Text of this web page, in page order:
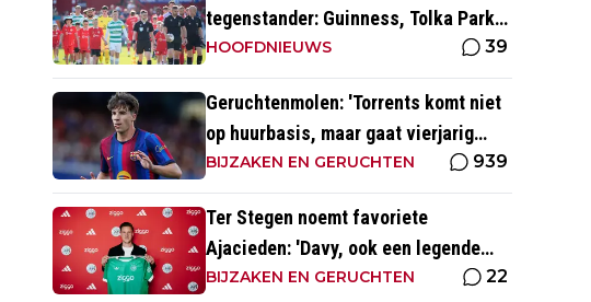
tegenstander: Guinness, Tolka Park
en bijzonder lage marktwaarde
HOOFDNIEUWS 39
Geruchtenmolen: 'Torrents komt niet
op huurbasis, maar gaat vierjarig
contract tekenen bij Ajax'
BIJZAKEN EN GERUCHTEN 939
Ter Stegen noemt favoriete
Ajacieden: 'Davy, ook een legende
van de club'
BIJZAKEN EN GERUCHTEN 22